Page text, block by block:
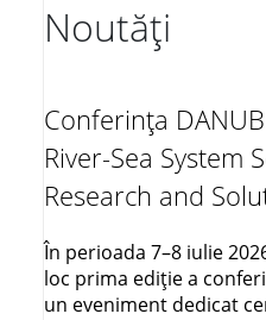
Noutăți
Conferința
River-Sea System
Research and
În perioada 7–8 iulie
loc prima ediție a
un eveniment dedicat